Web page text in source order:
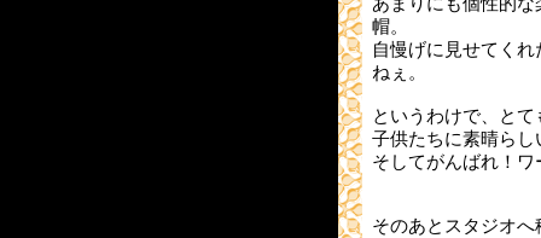
帽。
自慢げに見せてく
ねぇ。
というわけで、と
子供たちに素晴ら
そしてがんばれ！
そのあとスタジオ